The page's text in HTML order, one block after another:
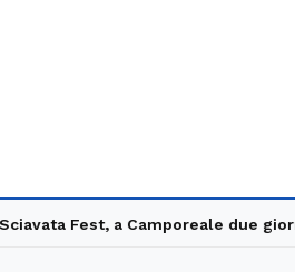
Fest, a Camporeale due giorni tra